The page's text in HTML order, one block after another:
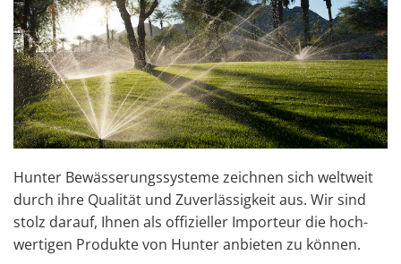
Hun­ter Be­wäs­se­rungs­sys­te­me zeich­nen sich welt­weit
durch ihre Qua­li­tät und Zu­ver­läs­sig­keit aus. Wir sind
stolz dar­auf, Ihnen als of­fi­zi­el­ler Im­por­teur die hoch­
wer­ti­gen Pro­duk­te von Hun­ter an­bie­ten zu kön­nen.